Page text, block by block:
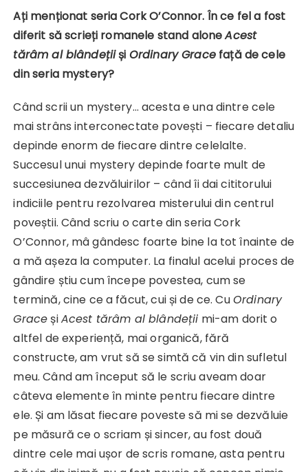
Ați menționat seria Cork O’Connor. În ce fel a fost
diferit să scrieți romanele stand aloneAcest
tărâm al blândețiiși Ordinary Gracefață de cele
din seria mystery?
Când scrii un mystery… acesta e una dintre cele
mai strâns interconectate povești – fiecare detaliu
depinde enorm de fiecare dintre celelalte.
Succesul unui mystery depinde foarte mult de
succesiunea dezvăluirilor – când îi dai cititorului
indiciile pentru rezolvarea misterului din centrul
poveștii. Când scriu o carte din seria Cork
O’Connor, mâ gândesc foarte bine la tot înainte de
a mă așeza la computer. La finalul acelui proces de
gândire știu cum începe povestea, cum se
termină, cine ce a făcut, cui și de ce. CuOrdinary
Grace șiAcest tărâm al blândeții mi-am dorit o
altfel de experiență, mai organică, fără
constructe, am vrut să se simtă că vin din sufletul
meu. Când am început să le scriu aveam doar
câteva elemente în minte pentru fiecare dintre
ele. Și am lăsat fiecare poveste să mi se dezvăluie
pe măsură ce o scriam și sincer, au fost două
dintre cele mai ușor de scris romane, asta pentru